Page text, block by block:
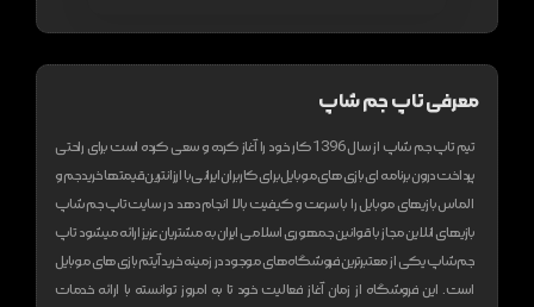
معرفی تاپ جم شاپ
تیم تاپ جم شاپ از سال 1396 کار خود را آغاز کرده و سعی کرده است برای راحتی
پرداخت درون برنامه ای بازی های موبایل برای کاربران ایرانی با ارزانترین قیمتها خرید جم و
الماس بازیهای موبایل را با سرعت و کیفیت بالا انجام دهد در سایت تاپ جم شاپ
بازیهای انلاین مجاز با قوانین جمهوری اسلامی ایران به مشتریان عزیز ارائه میشودتاپ
جم شاپ یکی از معتبر‌ترین فروشگاه های موجود در زمینه خرید آیتم بازی های موبایل
است. این فروشگاه از زمان آغاز فعالیت خود تا به امروز توانسته با ارائه خدمات